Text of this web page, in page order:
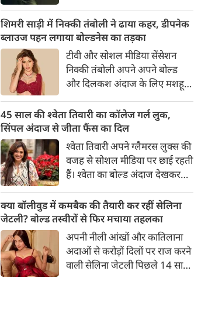
फिर फैंस का दिल जीत लिया है।
पलक ने एक बेहद यूनीक और
स्टाइलिश गोल्डन कॉर्सेट टॉप में
अपनी कुछ तस्वीरें शेयर की है।
शिमरी साड़ी में निक्की तंबोली ने ढाया कहर, डीपनेक
ब्लाउज पहन लगाया बोल्डनेस का तड़का
टीवी और सोशल मीडिया सेंसेशन
निक्की तंबोली अपने अपने बोल्ड
और दिलकश अंदाज के लिए मशहूर
इंटरनेट पर तहलका मचाती रहती हैं।
इस बार निक्की ने मरून कलर की
साड़ी में अपनी कुछ सुपर सिजलिंग
तस्वीरें शेयर की है। खूबसूरत शिमरी
साड़ी में निक्की की अदाएं देखने
लायक है।
45 साल की श्वेता तिवारी का कॉलेज गर्ल लुक,
सिंपल अंदाज से जीता फैंस का दिल
श्वेता तिवारी अपने ग्लैमरस लुक्स की
वजह से सोशल मीडिया पर छाई रहती
हैं। श्वेता का बोल्ड अंदाज देखकर
बच्चों की मां हैं। 45 साल की श्वेता
तिवारी की तस्वीरों पर फैंस जमकर
प्यार लुटाते हैं। इस बार श्वेता तिवारी
ने वेकेशन से अपनी कुछ तस्वीरें शेयर
की है।
क्या बॉलीवुड में कमबैक की तैयारी कर रहीं सेलिना
जेटली? बोल्ड तस्वीरों से फिर मचाया तहलका
अपनी नीली आंखों और कातिलाना
अदाओं से करोड़ों दिलों पर राज करने
वाली सेलिना जेटली पिछले 14 साल